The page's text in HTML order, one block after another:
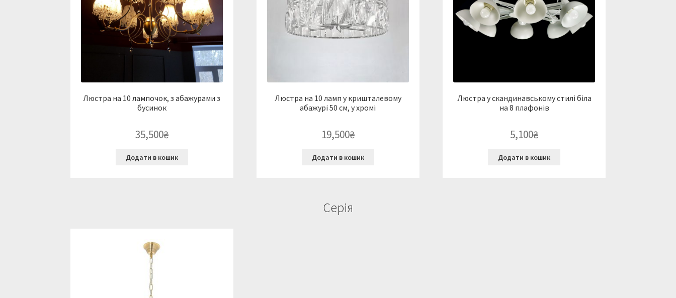
Люстра на 10 лампочок, з абажурами з
бусинок
35,500₴
Додати в кошик
Люстра на 10 ламп у кришталевому
абажурі 50 см, у хромі
19,500₴
Додати в кошик
Люстра у скандинавському стилі біла
на 8 плафонів
5,100₴
Додати в кошик
Серія